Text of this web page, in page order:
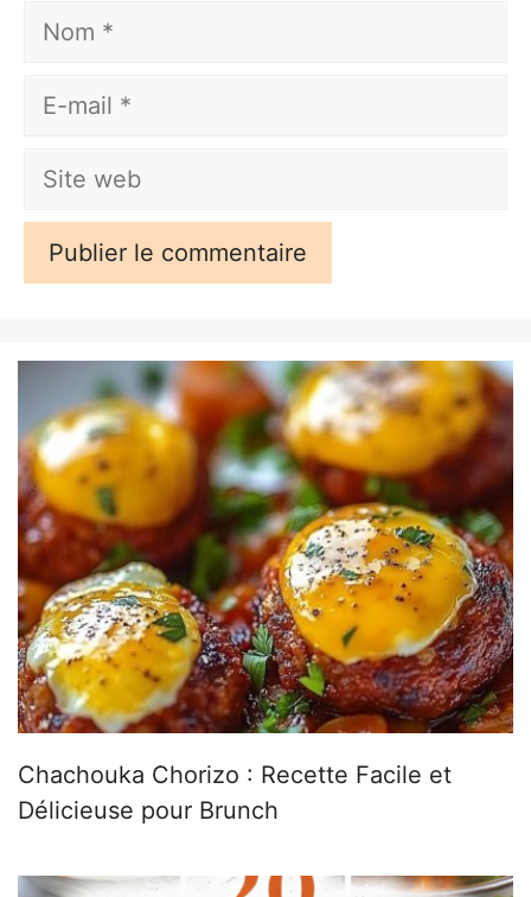
Nom
E-
Site
Chachouka Chorizo : Recette Facile et
Délicieuse pour Brunch